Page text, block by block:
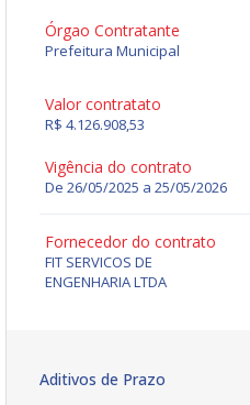
Órgao Contratante
Prefeitura Municipal
Valor contratato
R$ 4.126.908,53
Vigência do contrato
De 26/05/2025 a 25/05/2026
Fornecedor do contrato
FIT SERVICOS DE
ENGENHARIA LTDA
Aditivos de Prazo